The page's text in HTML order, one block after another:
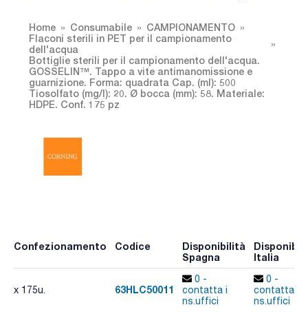
Home Consumabile
CAMPIONAMENTO
Flaconi sterili in PET per il campionamento
dell'acqua
Bottiglie sterili per il campionamento dell'acqua.
GOSSELIN™. Tappo a vite antimanomissione e
guarnizione. Forma: quadrata Cap. (ml): 500
Tiosolfato (mg/l): 20. Ø bocca (mm): 58. Materiale:
HDPE. Conf. 175 pz
Confezionamento Codice
Disponibilità
Spagna
Italia
x 175u. 63HLC50011
0 -
contatta i
ns.uffici
0 -
contatta i
ns.uffici